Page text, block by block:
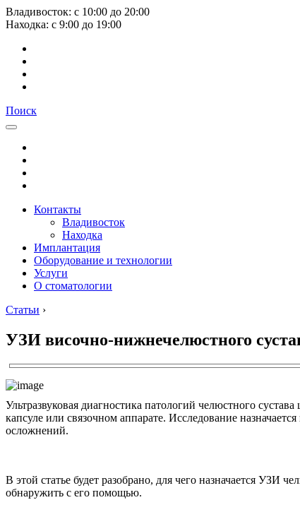
Владивосток: с 10:00 до 20:00
Находка: с 9:00 до 19:00
Поиск
Контакты
Владивосток
Находка
Имплантация
Оборудование и технологии
Услуги
О стоматологии
Статьи ›
УЗИ височно-нижнечелюстного
Ультразвуковая диагностика патологий челюстного
капсуле или связочном аппарате. Исследование
осложнений.
В этой статье будет разобрано, для чего назначается УЗИ
обнаружить с его помощью.